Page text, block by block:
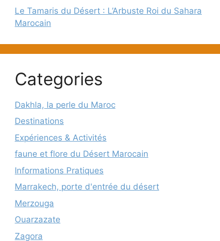
Le Tamaris du Désert : L’Arbuste Roi du Sahara
Marocain
Categories
Dakhla, la perle du Maroc
Destinations
Expériences & Activités
faune et flore du Désert Marocain
Informations Pratiques
Marrakech, porte d'entrée du désert
Merzouga
Ouarzazate
Zagora